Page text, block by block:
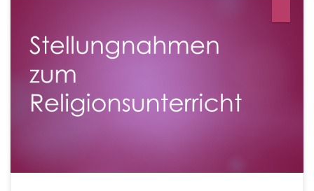
Ende des vergangenen Jahres ist ein Papier der deutschen Bischöfe über „Die
„Aus ZdK und Bischofskonferenz“ in unserer Spalte „Aktuelles“). Daraufhin
gemeldet und ebenso Stimmen, die den konfessionellen und auch
konfessionsübergreifenden Religionsunterricht vehement […]